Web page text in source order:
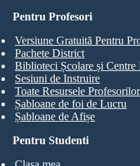
Pentru Studenti
Pentru Profesori
Versiune Gratuită Pentru
Pachete District
Biblioteci Școlare și Centre
Sesiuni de Instruire
Toate Resursele Profesorilor
Șabloane de foi de Lucru
Șabloane de Afișe